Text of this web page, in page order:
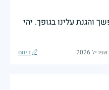
והגנת עלינו בגופך. יהי
דיווח